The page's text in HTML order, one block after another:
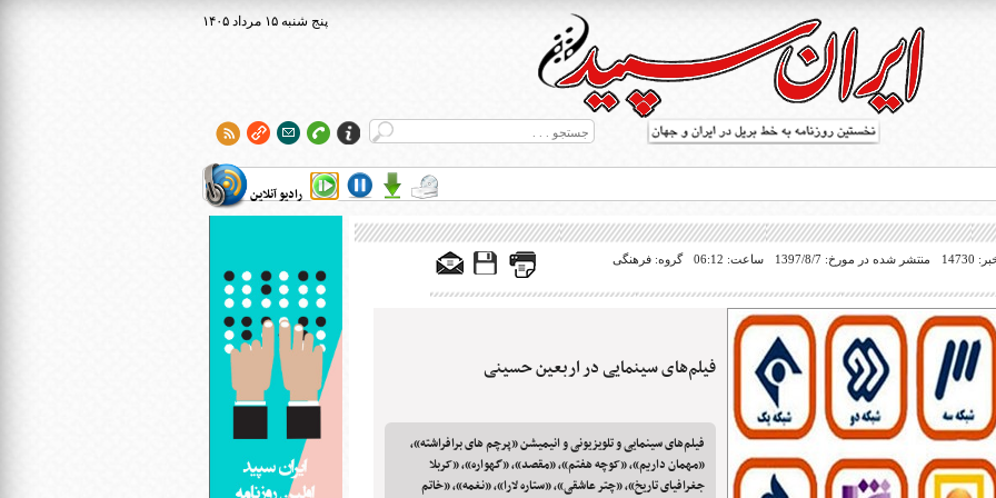
۱۴۰۵ پنج شنبه ۱۵ مرداد
رادیو آنلاین
بریل در جهان
منتشر شده در مورخ: 1397/8/7 ساعت: 06:12 گروه: فرهنگی
فیلم‌های سینمایی در اربعین حسینی
فیلم‌های سینمایی و تلویزیونی و انیمیشن «پرچم های برافراشته»،
«مهمان داریم»، «کوچه هفتم»، «مقصد»، «گهواره»، «کربلا
جغرافیای تاریخ»، «چتر عاشقی»، «ستاره لارا»، «نغمه»، «خاتم